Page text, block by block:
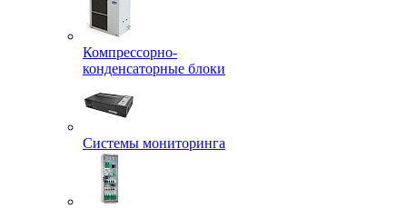
Компрессорно-
конденсаторные блоки
Системы мониторинга